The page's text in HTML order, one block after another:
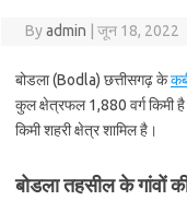
Byadmin जून 18, 2022
बोडला (Bodla) छत्तीसगढ़ के
कुल क्षेत्रफल 1,880 वर्ग किमी है
किमी शहरी क्षेत्र शामिल है।
बोडला तहसील के